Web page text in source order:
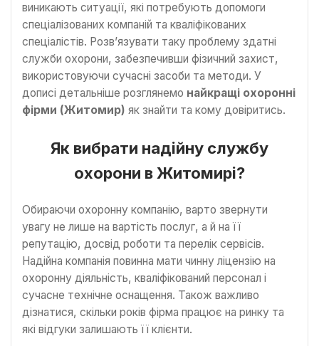
виникають ситуації, які потребують допомоги
спеціалізованих компаній та кваліфікованих
спеціалістів. Розв’язувати таку проблему здатні
служби охорони, забезпечивши фізичний захист,
використовуючи сучасні засоби та методи. У
дописі детальніше розглянемо найкращі охоронні
фірми (Житомир) як знайти та кому довіритись.
Як вибрати надійну службу
охорони в Житомирі?
Обираючи охоронну компанію, варто звернути
увагу не лише на вартість послуг, а й на її
репутацію, досвід роботи та перелік сервісів.
Надійна компанія повинна мати чинну ліцензію на
охоронну діяльність, кваліфікований персонал і
сучасне технічне оснащення. Також важливо
дізнатися, скільки років фірма працює на ринку та
які відгуки залишають її клієнти.